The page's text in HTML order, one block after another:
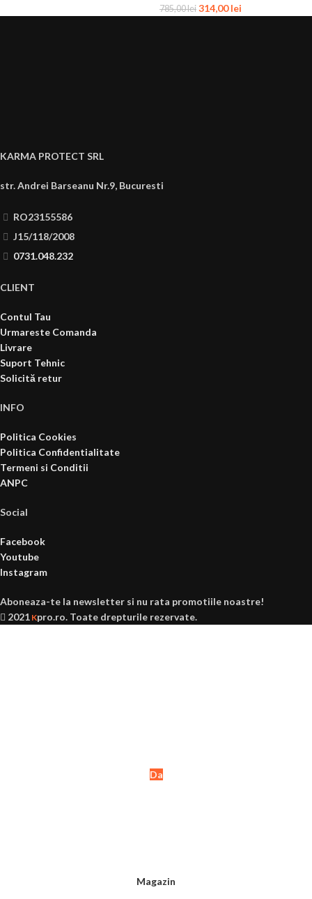
785,00lei 314,00lei
KARMA PROTECT SRL
str. Andrei Barseanu Nr.9, Bucuresti
RO23155586
J15/118/2008
0731.048.232
CLIENT
Contul Tau
Urmareste Comanda
Livrare
Suport Tehnic
Solicită retur
INFO
Politica Cookies
Politica Confidentialitate
Termeni si Conditii
ANPC
Social
Facebook
Youtube
Instagram
Aboneaza-te la newsletter si nu rata promotiile noastre!
2021 Kpro.ro. Toate drepturile rezervate.
Da
Magazin